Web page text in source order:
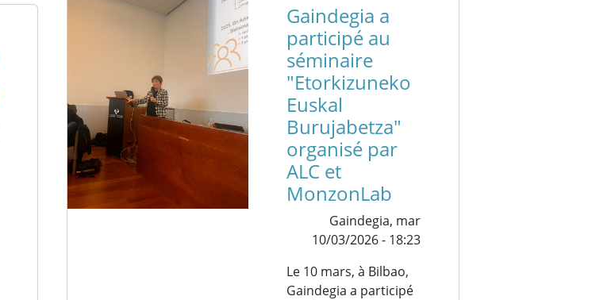
Gaindegia a
participé au
séminaire
"Etorkizuneko
Euskal
Burujabetza"
organisé par
ALC et
MonzonLab
Gaindegia, mar
10/03/2026 - 18:23
Le 10 mars, à Bilbao,
Gaindegia a participé